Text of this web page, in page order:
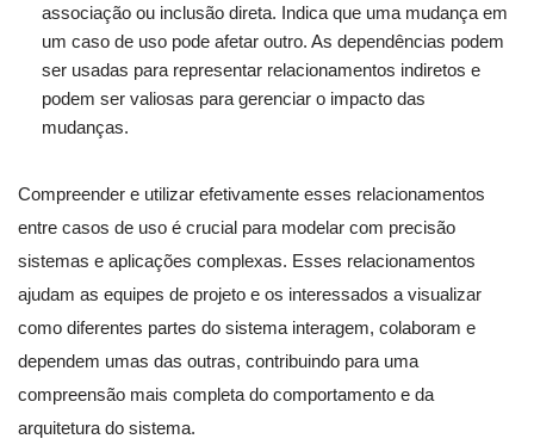
associação ou inclusão direta. Indica que uma mudança em
um caso de uso pode afetar outro. As dependências podem
ser usadas para representar relacionamentos indiretos e
podem ser valiosas para gerenciar o impacto das
mudanças.
Compreender e utilizar efetivamente esses relacionamentos
entre casos de uso é crucial para modelar com precisão
sistemas e aplicações complexas. Esses relacionamentos
ajudam as equipes de projeto e os interessados a visualizar
como diferentes partes do sistema interagem, colaboram e
dependem umas das outras, contribuindo para uma
compreensão mais completa do comportamento e da
arquitetura do sistema.